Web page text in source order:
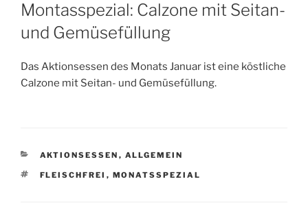
AM
Montasspezial: Calzone mit Seitan-
und Gemüsefüllung
Das Aktionsessen des Monats Januar ist eine köstliche
Calzone mit Seitan- und Gemüsefüllung.
KATEGORIEN
AKTIONSESSEN , ALLGEMEIN
SCHLAGWÖRTER
FLEISCHFREI , MONATSSPEZIAL